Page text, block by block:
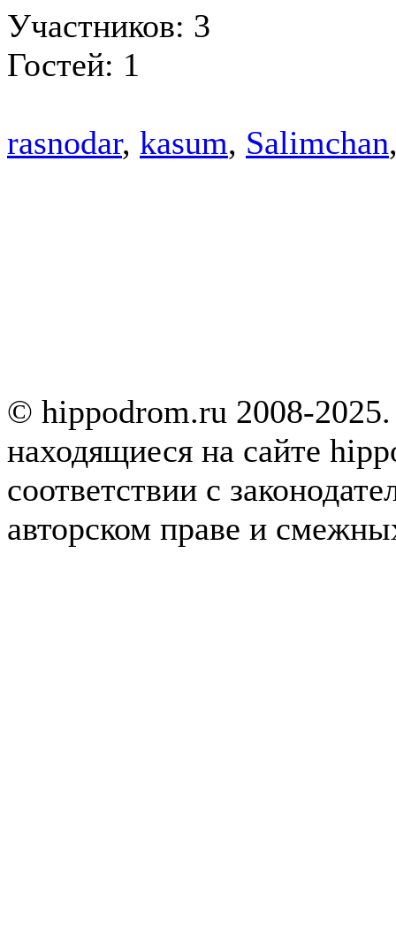
Участников: 3
Гостей: 1
rasnodar, kasum, Salimchan
© hippodrom.ru 2008-
находящиеся на сайте
соответствии с
авторском праве и